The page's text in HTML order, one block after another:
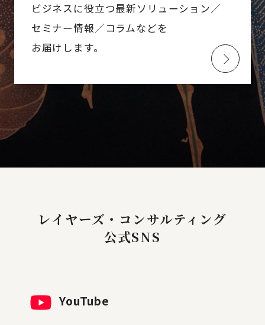
ビジネスに役立つ最新ソリューション／
セミナー情報／コラムなどを
お届けします。
レイヤーズ・コンサルティング
公式SNS
YouTube